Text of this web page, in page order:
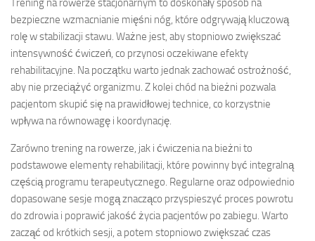
Trening na rowerze stacjonarnym to doskonały sposób na
bezpieczne wzmacnianie mięśni nóg, które odgrywają kluczową
rolę w stabilizacji stawu. Ważne jest, aby stopniowo zwiększać
intensywność ćwiczeń, co przynosi oczekiwane efekty
rehabilitacyjne. Na początku warto jednak zachować ostrożność,
aby nie przeciążyć organizmu. Z kolei chód na bieżni pozwala
pacjentom skupić się na prawidłowej technice, co korzystnie
wpływa na równowagę i koordynację.
Zarówno trening na rowerze, jak i ćwiczenia na bieżni to
podstawowe elementy rehabilitacji, które powinny być integralną
częścią programu terapeutycznego. Regularne oraz odpowiednio
dopasowane sesje mogą znacząco przyspieszyć proces powrotu
do zdrowia i poprawić jakość życia pacjentów po zabiegu. Warto
zacząć od krótkich sesji, a potem stopniowo zwiększać czas